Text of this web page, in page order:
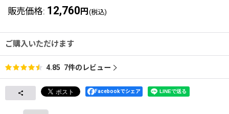
販売価格: 12,760 円 (税込)
ご購入いただけます
4.85 7件のレビュー
Facebookでシェア